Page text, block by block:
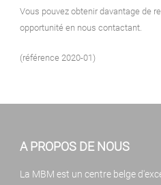
Vous pouvez obtenir davantage de
opportunité en nous contactant.
(référence 2020-01)
A PROPOS DE NOUS
La MBM est un centre belge